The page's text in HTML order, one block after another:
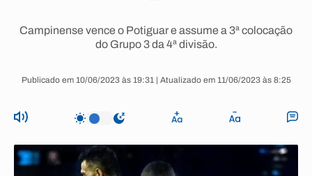
Campinense vence o Potiguar e assume a 3ª colocação
do Grupo 3 da 4ª divisão.
Publicado em 10/06/2023 às 19:31 | Atualizado em 11/06/2023 às 8:25